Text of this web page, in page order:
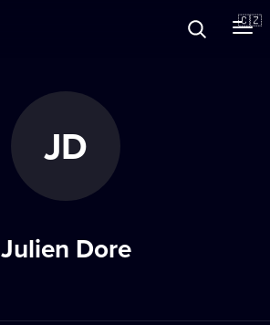
🇨🇿
JD
Julien Dore